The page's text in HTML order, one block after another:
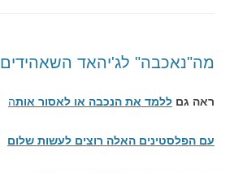
מה"נאכבה" לג'יהאד השאהידים
ראה גם ללמד את הנכבה או לאסור אותה
עם הפלסטינים האלה רוצים לעשות שלום